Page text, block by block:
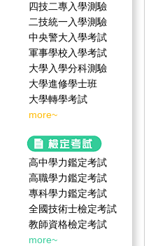
四技二專入學測驗
二技統一入學測驗
中央警大入學考試
軍事學校入學考試
大學入學分科測驗
大學進修學士班
大學轉學考試
more~
高中學力鑑定考試
高職學力鑑定考試
專科學力鑑定考試
全國技術士檢定考試
教師資格檢定考試
more~